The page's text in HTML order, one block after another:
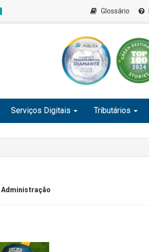
Glossário
Serviços Digitais Tributários
Administração